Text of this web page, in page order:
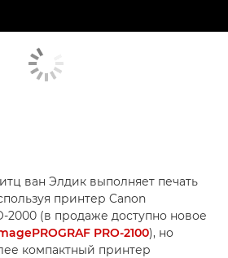
ван Элдик выполняет печать
принтер Canon
2000 (в продаже доступно новое
PRO-2100), но
компактный принтер